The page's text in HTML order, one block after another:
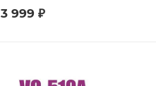
3 999 ₽